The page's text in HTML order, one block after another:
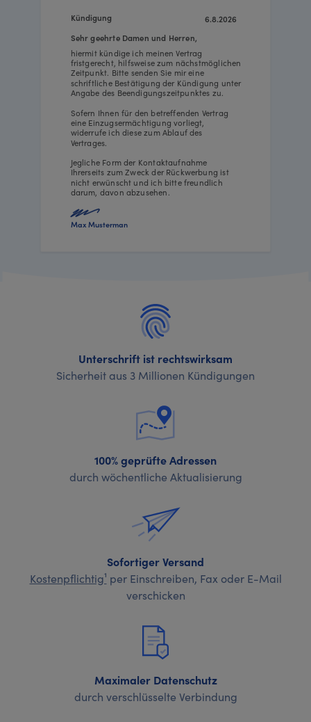
6.8.2026
hiermit kündige ich meinen Vertrag
fristgerecht, hilfsweise zum nächstmöglichen
Zeitpunkt. Bitte senden Sie mir eine
schriftliche Bestätigung der Kündigung unter
Angabe des Beendigungszeitpunktes zu.
Sofern Ihnen für den betreffenden Vertrag
eine Einzugsermächtigung vorliegt,
widerrufe ich diese zum Ablauf des
Vertrages.
Jegliche Form der Kontaktaufnahme
Ihrerseits zum Zweck der Rückwerbung ist
nicht erwünscht und ich bitte freundlich
darum, davon abzusehen.
Sehr geehrte Damen und Herren,
Kündigung
Max Musterman
Unterschrift ist rechtswirksam
Sicherheit aus 3 Millionen Kündigungen
100% geprüfte Adressen
durch wöchentliche Aktualisierung
Sofortiger Versand
Kostenpflichtig¹ per Einschreiben, Fax oder E-Mail
verschicken
Maximaler Datenschutz
durch verschlüsselte Verbindung